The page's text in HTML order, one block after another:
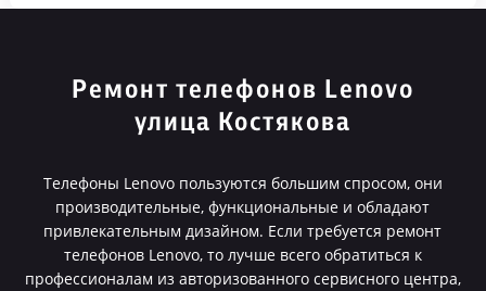
Ремонт телефонов Lenovo
улица Костякова
Телефоны Lenovo пользуются большим спросом, они
производительные, функциональные и обладают
привлекательным дизайном. Если требуется ремонт
телефонов Lenovo, то лучше всего обратиться к
профессионалам из авторизованного сервисного центра,